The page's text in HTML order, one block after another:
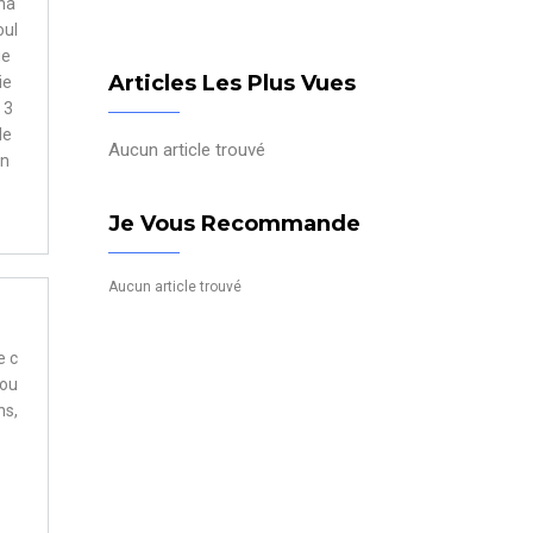
c
Articles Les Plus Vues
Aucun article trouvé
Je Vous Recommande
Aucun article trouvé